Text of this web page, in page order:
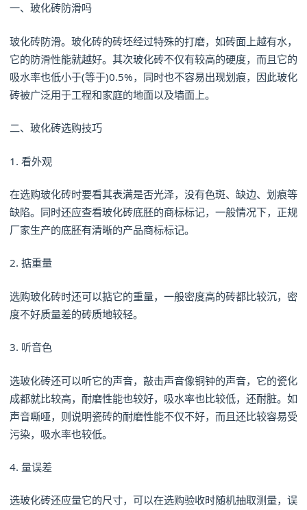
一、玻化砖防滑吗
玻化砖防滑。玻化砖的砖坯经过特殊的打磨，如砖面上越有水，
它的防滑性能就越好。其次玻化砖不仅有较高的硬度，而且它的
吸水率也低小于(等于)0.5%，同时也不容易出现划痕，因此玻化
砖被广泛用于工程和家庭的地面以及墙面上。
二、玻化砖选购技巧
1. 看外观
在选购玻化砖时要看其表满是否光泽，没有色斑、缺边、划痕等
缺陷。同时还应查看玻化砖底胚的商标标记，一般情况下，正规
厂家生产的底胚有清晰的产品商标标记。
2. 掂重量
选购玻化砖时还可以掂它的重量，一般密度高的砖都比较沉，密
度不好质量差的砖质地较轻。
3. 听音色
选玻化砖还可以听它的声音，敲击声音像铜钟的声音，它的瓷化
成都就比较高，耐磨性能也较好，吸水率也比较低，还耐脏。如
声音嘶哑，则说明瓷砖的耐磨性能不仅不好，而且还比较容易受
污染，吸水率也较低。
4. 量误差
选玻化砖还应量它的尺寸，可以在选购验收时随机抽取测量，误